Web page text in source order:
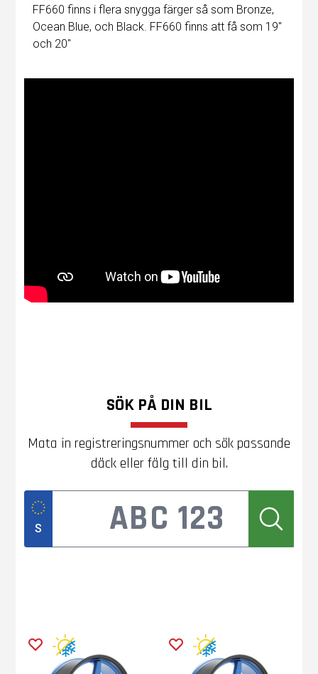
FF660 finns i flera snygga färger så som Bronze,
Ocean Blue, och Black. FF660 finns att få som 19"
och 20"
SÖK PÅ DIN BIL
Mata in registreringsnummer och sök passande
däck eller fälg till din bil.
S